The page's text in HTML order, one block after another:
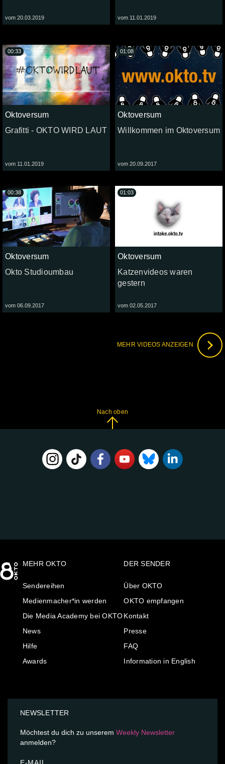
vom 20.03.2019 vom 11.01.2019
Oktoversum
Grafitti - OKTO WIRD LAUT
vom 11.01.2019
00:33
Oktoversum
Willkommen im Oktoversum
vom 20.09.2017
01:08
Oktoversum
Okto Studioumbau
vom 06.09.2017
00:38
Oktoversum
Katzenvideos waren
gestern
vom 02.05.2017
01:03
MEHR VIDEOS ANZEIGEN
Nach oben
MEHR OKTO
Sendereihen
Medienmacher*in werden
Die Media Academy bei OKTO
News
Hilfe
Awards
DER SENDER
Über OKTO
OKTO empfangen
Kontakt
Presse
FAQ
Information in English
NEWSLETTER
Möchtest du dich zu unserem Weekly Newsletter
anmelden?
E-MAIL